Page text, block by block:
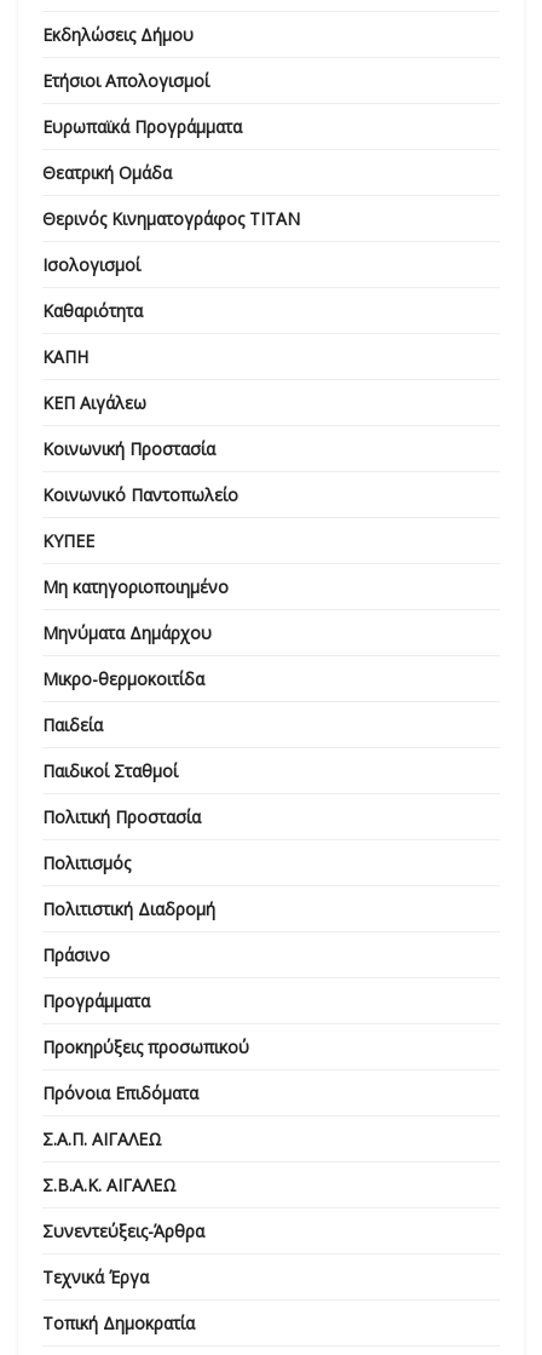
Εκδηλώσεις Δήμου
Ετήσιοι Απολογισμοί
Ευρωπαϊκά Προγράμματα
Θεατρική Ομάδα
Θερινός Κινηματογράφος ΤΙΤΑΝ
Ισολογισμοί
Καθαριότητα
ΚΑΠΗ
ΚΕΠ Αιγάλεω
Κοινωνική Προστασία
Κοινωνικό Παντοπωλείο
ΚΥΠΕΕ
Μη κατηγοριοποιημένο
Μηνύματα Δημάρχου
Μικρο-θερμοκοιτίδα
Παιδεία
Παιδικοί Σταθμοί
Πολιτική Προστασία
Πολιτισμός
Πολιτιστική Διαδρομή
Πράσινο
Προγράμματα
Προκηρύξεις προσωπικού
Πρόνοια Επιδόματα
Σ.Α.Π. ΑΙΓΑΛΕΩ
Σ.Β.Α.Κ. ΑΙΓΑΛΕΩ
Συνεντεύξεις-Άρθρα
Τεχνικά Έργα
Τοπική Δημοκρατία